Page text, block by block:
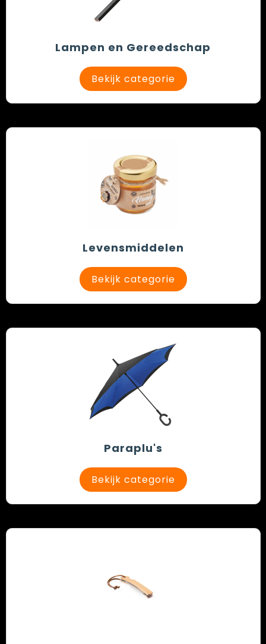
Lampen en Gereedschap
Bekijk categorie
Levensmiddelen
Bekijk categorie
Paraplu's
Bekijk categorie